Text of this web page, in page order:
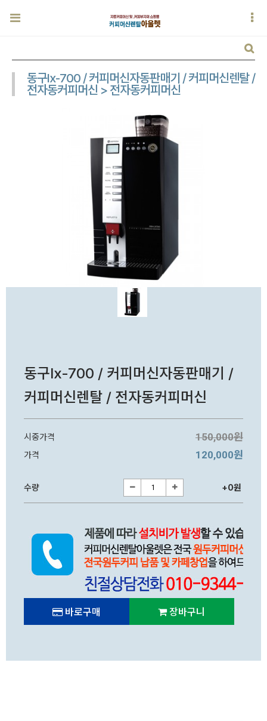
동구lx-700 / 커피머신자동판매기 / 커피머신렌탈 /
전자동커피머신 > 전자동커피머신
동구lx-700 / 커피머신자동판매기 /
커피머신렌탈 / 전자동커피머신
시중가격 150,000원
가격 120,000원
수량 +0원
바로구매 장바구니